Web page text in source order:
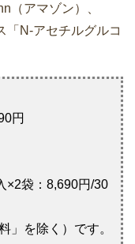
（アマゾン）、
「N-アセチルグルコ
円
×2袋：8,690円/30
」を除く）です。